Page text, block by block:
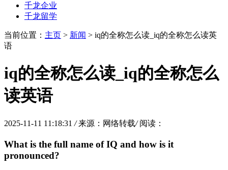
千龙企业
千龙留学
当前位置： 主页 > 新闻 > iq的全称怎么读_iq的全称怎么读英
语
iq的全称怎么读_iq的全称怎么
读英语
2025-11-11 11:18:31 / 来源：网络转载/ 阅读：
What is the full name of IQ and how is it
pronounced?